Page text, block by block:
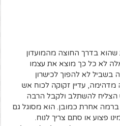
בדרך החוצה מהמועדון
לא כל כך מוצא את עצמו
בשביל לא להפוך לכישרון
מדהימה, עדיין זקוקה לכוח אש
להשתלב ולקבל הרבה
אחרת כמובן. הוא מסוגל גם
פצוע או סתם צריך לנוח.